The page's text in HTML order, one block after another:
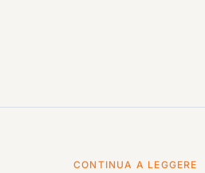
CONTINUA A LEGGERE